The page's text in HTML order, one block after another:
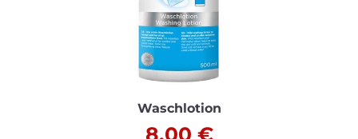
Waschlotion
8,00 €